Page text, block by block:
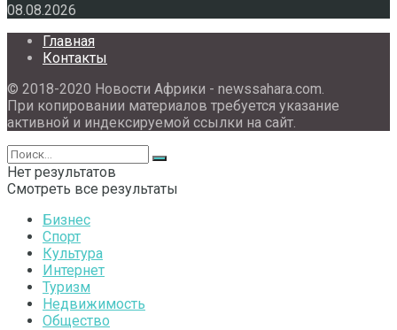
08.08.2026
Главная
Контакты
© 2018-2020 Новости Африки - newssahara.com.
При копировании материалов требуется указание
активной и индексируемой ссылки на сайт.
Нет результатов
Смотреть все результаты
Бизнес
Спорт
Культура
Интернет
Туризм
Недвижимость
Общество